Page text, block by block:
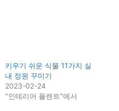
키우기 쉬운 식물 11가지 실
내 정원 꾸미기
2023-02-24
"인테리어 플랜트"에서